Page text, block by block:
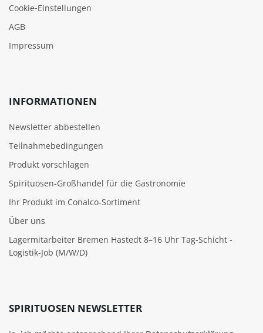
Cookie‑Einstellungen
AGB
Impressum
INFORMATIONEN
Newsletter abbestellen
Teilnahmebedingungen
Produkt vorschlagen
Spirituosen-Großhandel für die Gastronomie
Ihr Produkt im Conalco-Sortiment
Über uns
Lagermitarbeiter Bremen Hastedt 8–16 Uhr Tag-Schicht -
Logistik-Job (M/W/D)
SPIRITUOSEN NEWSLETTER